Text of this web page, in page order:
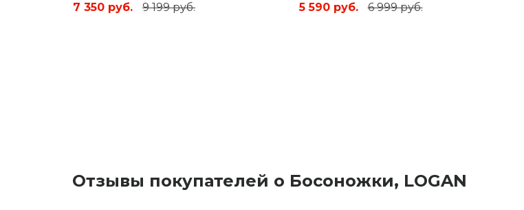
7 350 руб. 9 199 руб. 5 590 руб. 6 999 руб.
Отзывы покупателей о Босоножки, LOGAN